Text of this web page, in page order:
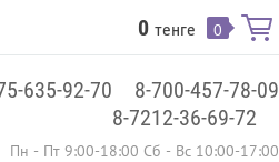
0 тенге 0
635-92-70
8-700-457-78-09
8-7212-36-69-72
Пн - Пт 9:00-18:00 Сб - Вс 10:00-17:00